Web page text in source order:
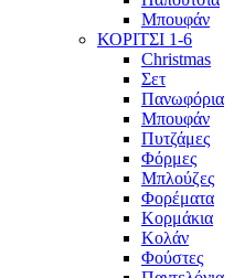
Μπουφάν
ΚΟΡΙΤΣΙ 1-6
Christmas
Σετ
Πανωφόρια
Μπουφάν
Πυτζάμες
Φόρμες
Μπλούζες
Φορέματα
Κορμάκια
Κολάν
Φούστες